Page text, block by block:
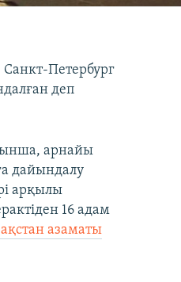
Санкт-Петербург
деп
арнайы
дайындалу
арқылы
16 адам
азаматы